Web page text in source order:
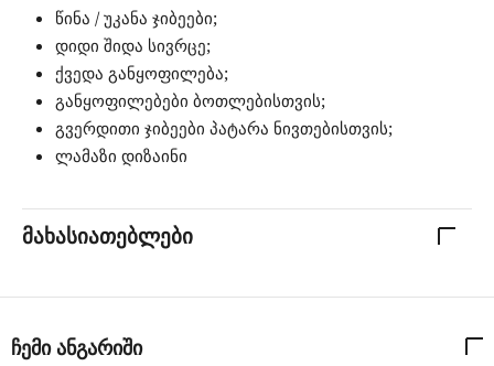
წინა / უკანა ჯიბეები;
დიდი შიდა სივრცე;
ქვედა განყოფილება;
განყოფილებები ბოთლებისთვის;
გვერდითი ჯიბეები პატარა ნივთებისთვის;
ლამაზი დიზაინი
მახასიათებლები
ჩემი ანგარიში